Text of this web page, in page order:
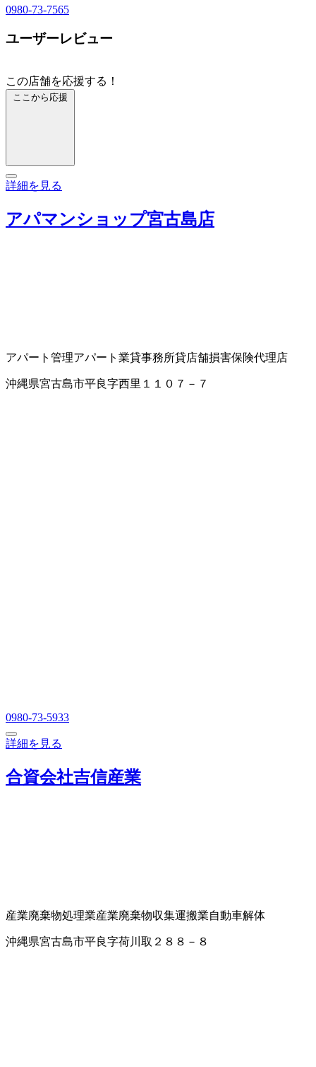
0980-73-7565
ユーザーレビュー
この店舗を応援する！
ここから応援
詳細を見る
アパマンショップ宮古島店
アパート管理アパート業貸事務所貸店舗損害保険代理店
沖縄県宮古島市平良字西里１１０７－７
0980-73-5933
詳細を見る
合資会社吉信産業
産業廃棄物処理業産業廃棄物収集運搬業自動車解体
沖縄県宮古島市平良字荷川取２８８－８